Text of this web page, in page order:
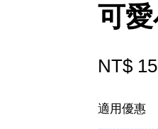
可
NT$
適用優惠